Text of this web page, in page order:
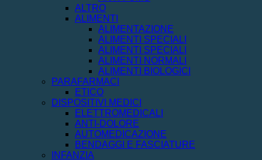
ALTRO
ALIMENTI
ALIMENTAZIONE
ALIMENTI SPECIALI
ALIMENTI SPECIALI
ALIMENTI NORMALI
ALIMENTI BIOLOGICI
PARAFARMACI
ETICO
DISPOSITIVI MEDICI
ELETTROMEDICALI
ANTI-DOLORE
AUTOMEDICAZIONE
BENDAGGI E FASCIATURE
INFANZIA